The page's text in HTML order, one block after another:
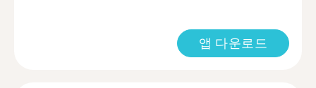
앱 다운로드